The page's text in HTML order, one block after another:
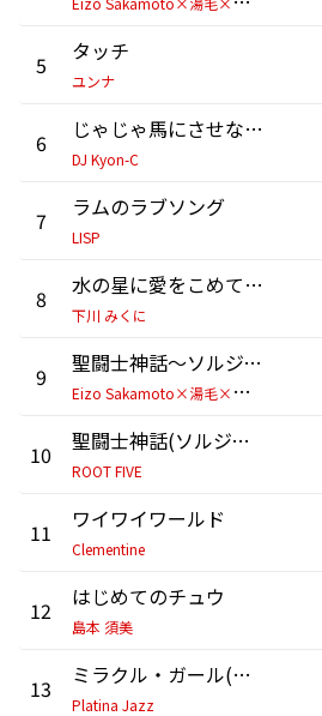
5 タッチ
ユンナ
6 じゃじゃ馬にさせないで(らんま1/2オープニングテーマ)feat.405(カバー)
DJ Kyon-C
7 ラムのラブソング
LISP
8 水の星に愛をこめて(カバー)
下川 みくに
9
聖闘士神話～ソルジャー・ドリーム～
E
izo Sakamoto×湯毛×高濱祐輔
10 聖闘士神話(ソルジャードリーム)
ROOT FIVE
11 ワイワイワールド
Clementine
12 はじめてのチュウ
島本 須美
13 ミラクル・ガール(「YAWARA!」より) (feat. Emily McEwan)
Platina Jazz